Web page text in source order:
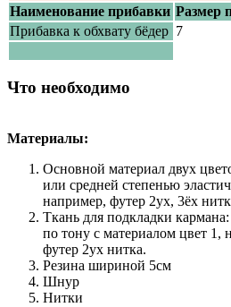
Наименование прибавки Размер
Прибавка к обхвату бёдер 7
Что необходимо
Материалы:
Основной материал двух
или средней степенью
например, футер 2ух, 3ёх
Ткань для подкладки
по тону с материалом цвет 1,
футер 2ух нитка.
Резина шириной 5см
Шнур
Нитки